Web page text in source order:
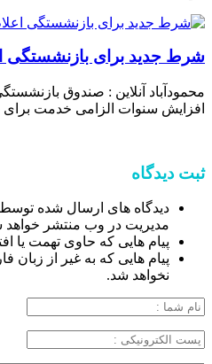
شرط جدید برای بازنشستگی
محمودآباد آنلاین : صندوق
افزایش سنوات الزامی خدمت برای
ثبت دیدگاه
دیدگاه های ارسال شده
مدیریت در وب منتشر خواهد
پیام هایی که حاوی تهمت یا
پیام هایی که به غیر از زبان
نخواهد شد.